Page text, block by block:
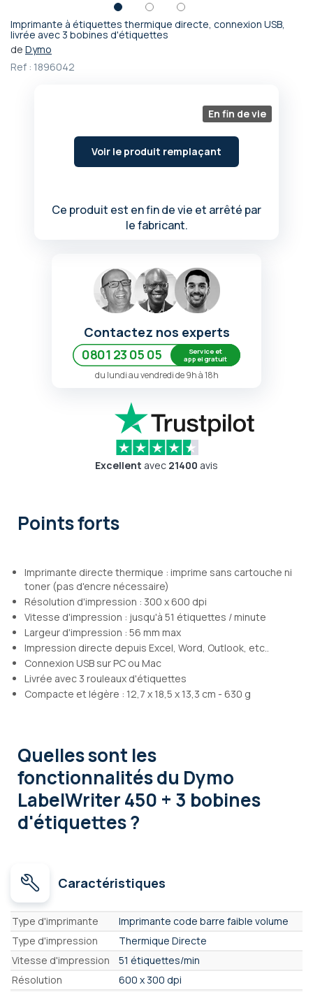
Imprimante à étiquettes thermique directe, connexion USB,
livrée avec 3 bobines d'étiquettes
de Dymo
Ref : 1896042
En fin de vie
Voir le produit remplaçant
Ce produit est en fin de vie et arrêté par
le fabricant.
Passer
au
début
de
Contactez nos experts
0801 23 05 05
Service et
appel gratuit
du lundi au vendredi de 9h à 18h
Excellent avec 21400 avis
Points forts
Imprimante directe thermique : imprime sans cartouche ni
toner (pas d'encre nécessaire)
Résolution d'impression : 300 x 600 dpi
Vitesse d'impression : jusqu'à 51 étiquettes / minute
Largeur d'impression : 56 mm max
Impression directe depuis Excel, Word, Outlook, etc..
Connexion USB sur PC ou Mac
Livrée avec 3 rouleaux d'étiquettes
Compacte et légère : 12,7 x 18,5 x 13,3 cm - 630 g
Quelles sont les
fonctionnalitésdu Dymo
LabelWriter 450 + 3 bobines
d'étiquettes ?
Caractéristiques
Caractéristiques
Type d'imprimante
Imprimante code barre faible volume
Type d'impression
Thermique Directe
Vitesse d'impression
51 étiquettes/min
Résolution
600 x 300 dpi